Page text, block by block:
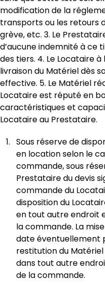
modification de la
transports ou les retours
grève, etc. 3. Le
d’aucune indemnité à ce
des tiers. 4. Le Locataire
livraison du Matériel dès
effective. 5. Le Matériel
Locataire est réputé en
caractéristiques et
Locataire au Prestataire.
Sous réserve de
en location selon le
commande, sous
Prestataire du devis
commande du
disposition du
en tout autre endroit
la commande. La
date éventuellement
restitution du
dans tout autre
de la commande.